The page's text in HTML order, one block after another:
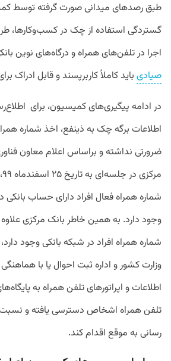
طبق رصدهای میدانی صورت گرفته توسط
گستردگی استفاده از چک در کسب‌و‌کارها،
اجرا در تلفن‌های همراه و درگاه‌های نوین
صیادی باید کاملاً کاربرپسند و قابل ادراک
در ادامه پیگیری‌های کمیسیون، برای
اطلاعات برگه چک به ذینفع، اخذ شماره
ضرورتی نداشته و براساس اعلام معاون
شماره همراه فعال افراد دارای حساب
وجود دارد. به همین خاطر بانک مرکزی
شماره همراه افراد در شبکه بانکی وجود
وزارت کشور و اداره ثبت احوال یا با هماهنگی
اطلاعات و اپراتورهای تلفن همراه به
تلفن همراه اشخاص دسترسی یافته و نسبت
رسانی به موقع اقدام کند.